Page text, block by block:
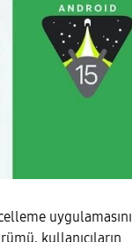
uygulamasını
kullanıcıların